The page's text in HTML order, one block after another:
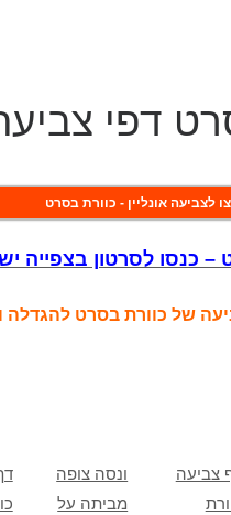
דפי
לצביעה אונליין - כוורת בסרט
– כנסו לסרטון בצפייה
של כוורת בסרט להגדלה
ונסה צופה
מביתה על
צביעה